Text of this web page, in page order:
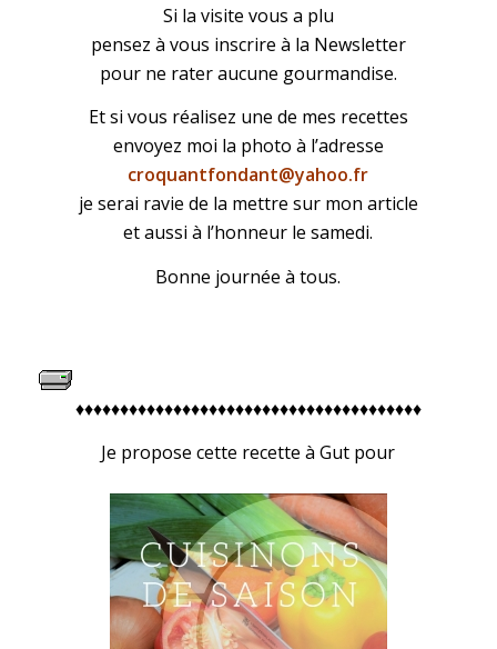
Si la visite vous a plu
pensez à vous inscrire à la Newsletter
pour ne rater aucune gourmandise.
Et si vous réalisez une de mes recettes
envoyez moi la photo à l’adresse
croquantfondant@yahoo.fr
je serai ravie de la mettre sur mon article
et aussi à l’honneur le samedi.
Bonne journée à tous.
♦♦♦♦♦♦♦♦♦♦♦♦♦♦♦♦♦♦♦♦♦♦♦♦♦♦♦♦♦♦♦♦♦♦♦♦♦♦♦
Je propose cette recette à Gut pour